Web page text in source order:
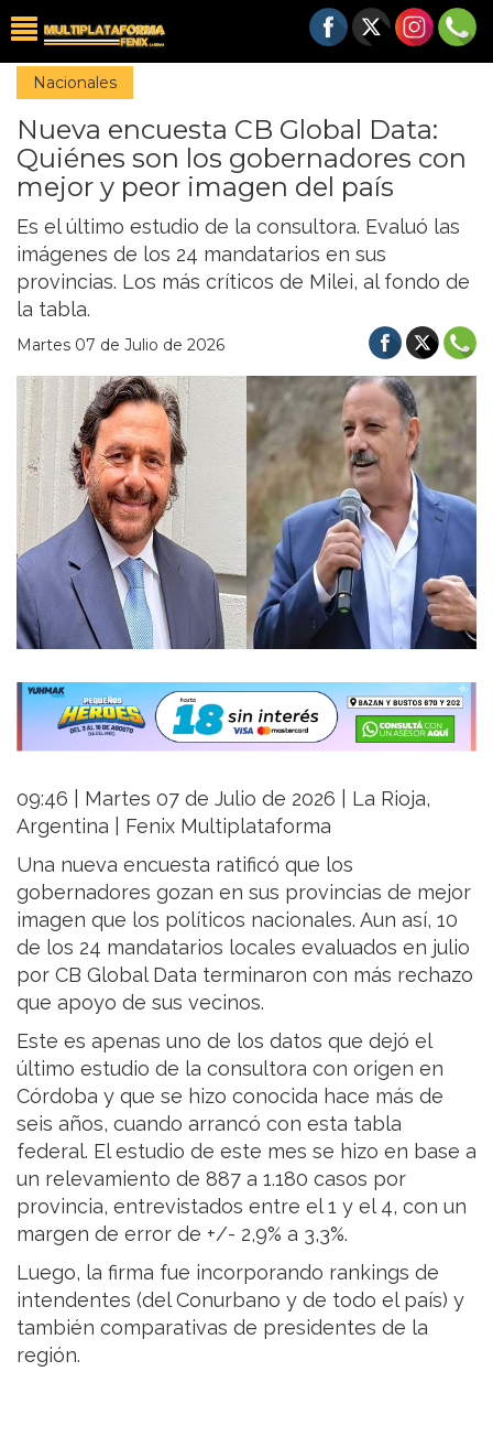
Nacionales
Nueva encuesta CB Global Data:
Quiénes son los gobernadores con
mejor y peor imagen del país
Es el último estudio de la consultora. Evaluó las
imágenes de los 24 mandatarios en sus
provincias. Los más críticos de Milei, al fondo de
la tabla.
Martes 07 de Julio de 2026
09:46 | Martes 07 de Julio de 2026 | La Rioja,
Argentina | Fenix Multiplataforma
Una nueva encuesta ratificó que los
gobernadores gozan en sus provincias de mejor
imagen que los políticos nacionales. Aun así, 10
de los 24 mandatarios locales evaluados en julio
por CB Global Data terminaron con más rechazo
que apoyo de sus vecinos.
Este es apenas uno de los datos que dejó el
último estudio de la consultora con origen en
Córdoba y que se hizo conocida hace más de
seis años, cuando arrancó con esta tabla
federal. El estudio de este mes se hizo en base a
un relevamiento de 887 a 1.180 casos por
provincia, entrevistados entre el 1 y el 4, con un
margen de error de +/- 2,9% a 3,3%.
Luego, la firma fue incorporando rankings de
intendentes (del Conurbano y de todo el país) y
también comparativas de presidentes de la
región.